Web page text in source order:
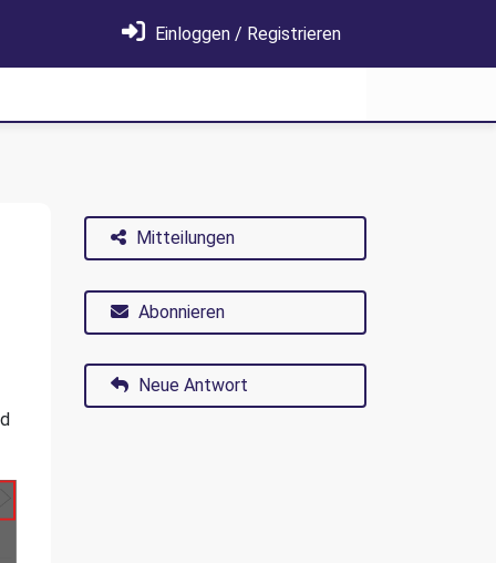
Einloggen / Registrieren
Mitteilungen
Abonnieren
Neue Antwort